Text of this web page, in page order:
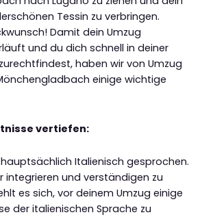
Tessin zu verbringen.
Damit dein Umzug
und du dich schnell in deiner
haben wir von Umzug
einige wichtige
vertiefen:
Italienisch gesprochen.
integrieren und verständigen zu
es sich, vor deinem Umzug einige
der italienischen Sprache zu